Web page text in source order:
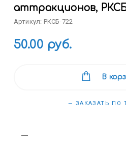
аттракционов,
Артикул: РКСБ-722
50.00 руб.
В
— ЗАКАЗАТЬ ПО